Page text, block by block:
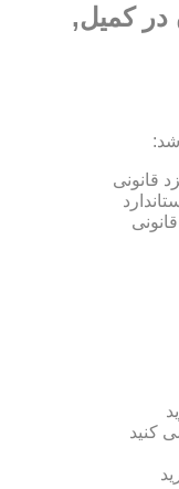
در کمیل,
قانونی
کنید